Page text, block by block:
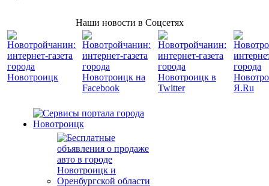
Наши новости в Соцсетях